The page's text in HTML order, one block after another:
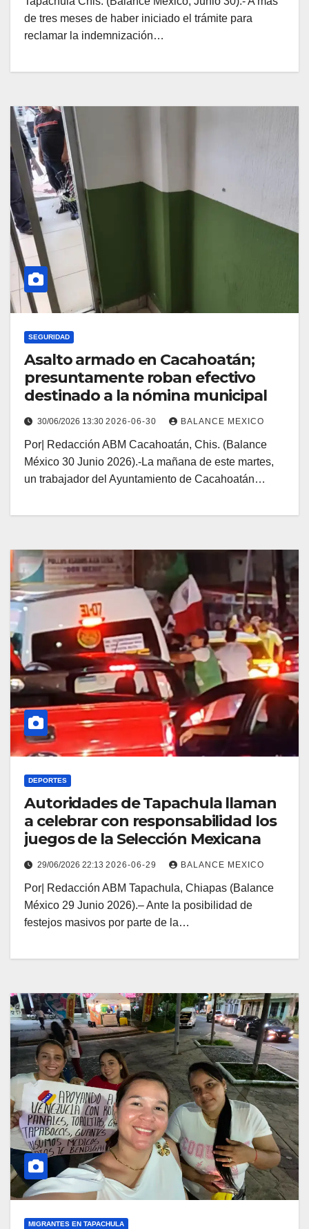
de tres meses de haber iniciado el trámite para
reclamar la indemnización…
SEGURIDAD
Asalto armado en Cacahoatán;
presuntamente roban efectivo
destinado a la nómina municipal
30/06/2026 13:30 2026-06-30 BALANCE MEXICO
Por| Redacción ABM Cacahoatán, Chis. (Balance
México 30 Junio 2026).-La mañana de este martes,
un trabajador del Ayuntamiento de Cacahoatán…
DEPORTES
Autoridades de Tapachula llaman
a celebrar con responsabilidad los
juegos de la Selección Mexicana
29/06/2026 22:13 2026-06-29 BALANCE MEXICO
Por| Redacción ABM Tapachula, Chiapas (Balance
México 29 Junio 2026).– Ante la posibilidad de
festejos masivos por parte de la…
MIGRANTES EN TAPACHULA